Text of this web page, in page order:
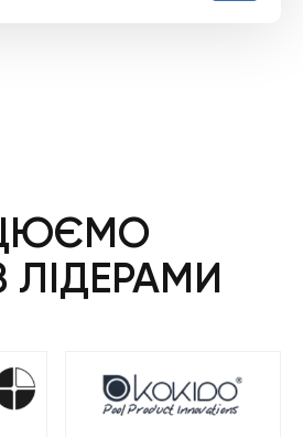
ЛІДЕРАМИ